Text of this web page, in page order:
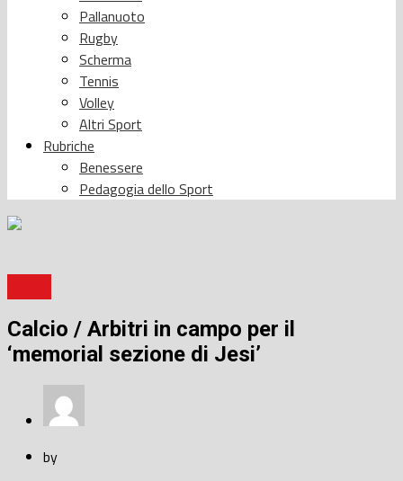
Pallanuoto
Rugby
Scherma
Tennis
Volley
Altri Sport
Rubriche
Benessere
Pedagogia dello Sport
Calcio / Arbitri in campo per il
‘memorial sezione di Jesi’
by